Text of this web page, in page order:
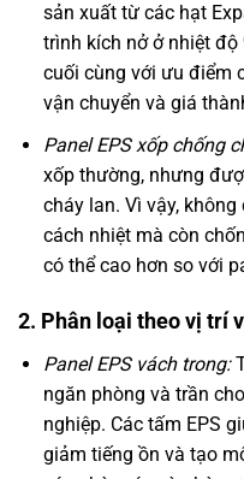
sản xuất từ các hạt
trình kích nở ở nhiệt độ
cuối cùng với ưu điểm
vận chuyển và giá
Panel EPS xốp chống
xốp thường, nhưng
cháy lan. Vì vậy,
cách nhiệt mà còn
có thể cao hơn so với
2. Phân loại theo vị trí
Panel EPS vách trong:
ngăn phòng và trần
nghiệp. Các tấm EPS
giảm tiếng ồn và tạo